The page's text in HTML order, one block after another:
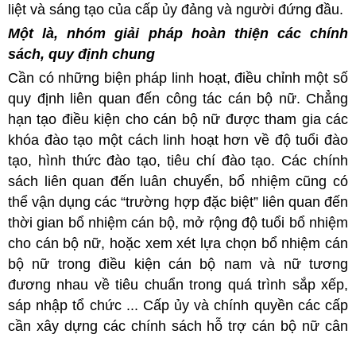
liệt và sáng tạo của cấp ủy đảng và người đứng đầu.
Một là, nhóm giải pháp hoàn thiện các chính
sách, quy định chung
Cần có những biện pháp linh hoạt, điều chỉnh một số
quy định liên quan đến công tác cán bộ nữ. Chẳng
hạn tạo điều kiện cho cán bộ nữ được tham gia các
khóa đào tạo một cách linh hoạt hơn về độ tuổi đào
tạo, hình thức đào tạo, tiêu chí đào tạo. Các chính
sách liên quan đến luân chuyển, bổ nhiệm cũng có
thể vận dụng các “trường hợp đặc biệt” liên quan đến
thời gian bổ nhiệm cán bộ, mở rộng độ tuổi bổ nhiệm
cho cán bộ nữ, hoặc xem xét lựa chọn bổ nhiệm cán
bộ nữ trong điều kiện cán bộ nam và nữ tương
đương nhau về tiêu chuẩn trong quá trình sắp xếp,
sáp nhập tổ chức ... Cấp ủy và chính quyền các cấp
cần xây dựng các chính sách hỗ trợ cán bộ nữ cân